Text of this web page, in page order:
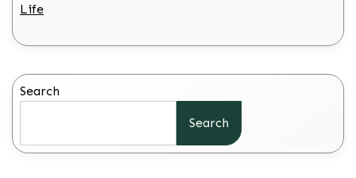
Life
Search
Search